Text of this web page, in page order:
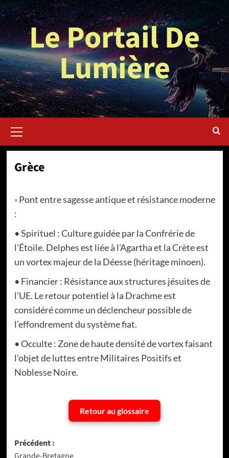
Aller
au
contenuLe Portail De
Lumière
principal
Grèce
◦ Pont entre sagesse antique et résistance moderne
:
• Spirituel : Culture guidée par la Confrérie de
l’Étoile. Delphes est liée à l’Agartha et la Crète est
un vortex majeur de la Déesse (héritage minoen).
• Financier : Résistance aux structures jésuites de
l’UE. Le retour potentiel à la Drachme est
considéré comme un déclencheur possible de
l’effondrement du système fiat.
• Occulte : Zone de haute densité de vortex faisant
l’objet de luttes entre Militaires Positifs et
Noblesse Noire.
Retour au glossaire
Navigation
Précédent :